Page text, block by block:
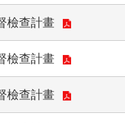
檢查計畫
檢查計畫
檢查計畫